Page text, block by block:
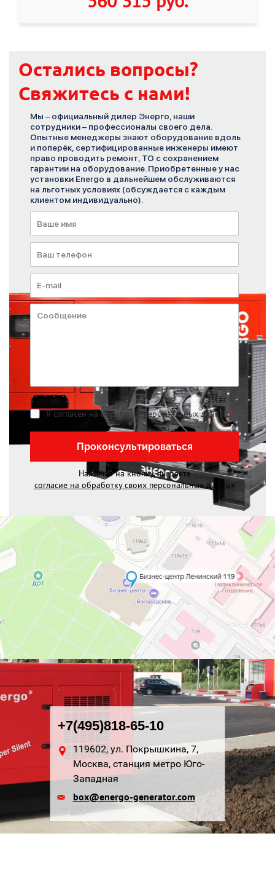
Остались вопросы?
Свяжитесь с нами!
Мы – официальный дилер Энерго, наши
сотрудники – профессионалы своего дела.
Опытные менеджеры знают оборудование вдоль
и поперёк, сертифицированные инженеры имеют
право проводить ремонт, ТО с сохранением
гарантии на оборудование. Приобретенные у нас
установки Energo в дальнейшем обслуживаются
на льготных условиях (обсуждается с каждым
клиентом индивидуально).
Я согласен на обработку персональных данных*
Проконсультироваться
Нажимая на кнопку, вы даете
согласие на обработку своих персональных данных
+7(495)818-65-10
119602, ул. Покрышкина, 7,
Москва, станция метро Юго-
Западная
box@energo-generator.com